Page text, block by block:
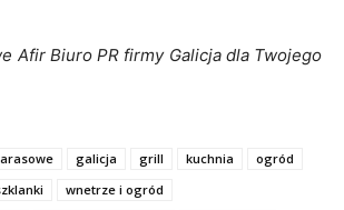
Afir Biuro PR firmy Galicja dla Twojego
galicja grill kuchnia
ogród
wnetrze i ogród